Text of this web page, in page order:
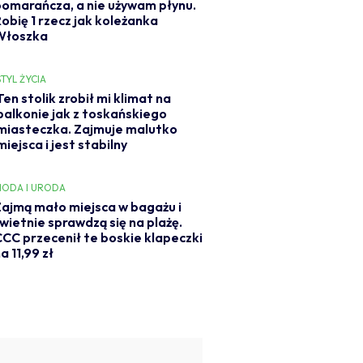
a nie używam płynu.
1 rzecz jak koleżanka
ŻYCIA
stolik zrobił mi klimat na
jak z toskańskiego
Zajmuje malutko
i jest stabilny
I URODA
mało miejsca w bagażu i
sprawdzą się na plażę.
przecenił te boskie klapeczki
11,99 zł